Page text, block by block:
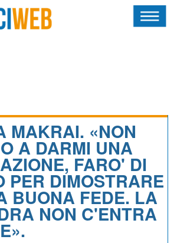
MAKRAI. «NON
A DARMI UNA
FARO' DI
PER DIMOSTRARE
BUONA FEDE. LA
NON C'ENTRA